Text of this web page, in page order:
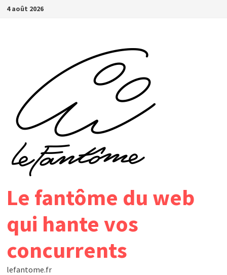
Passer
4 août 2026
Le fantôme du web
qui hante vos
concurrents
lefantome.fr